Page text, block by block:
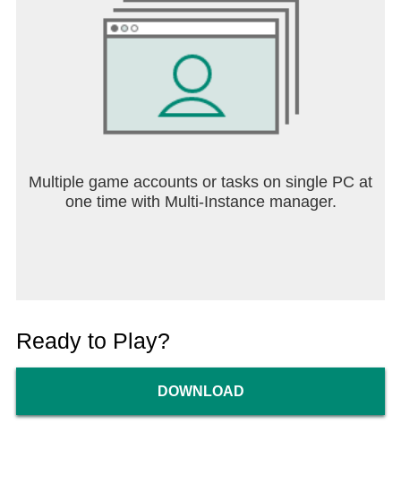
Multiple game accounts or tasks on single PC at
one time with Multi-Instance manager.
Ready to Play?
DOWNLOAD